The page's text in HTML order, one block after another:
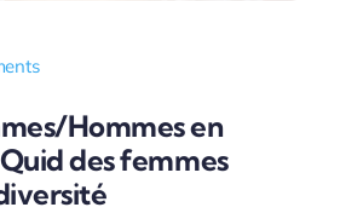
Hommes en
des femmes